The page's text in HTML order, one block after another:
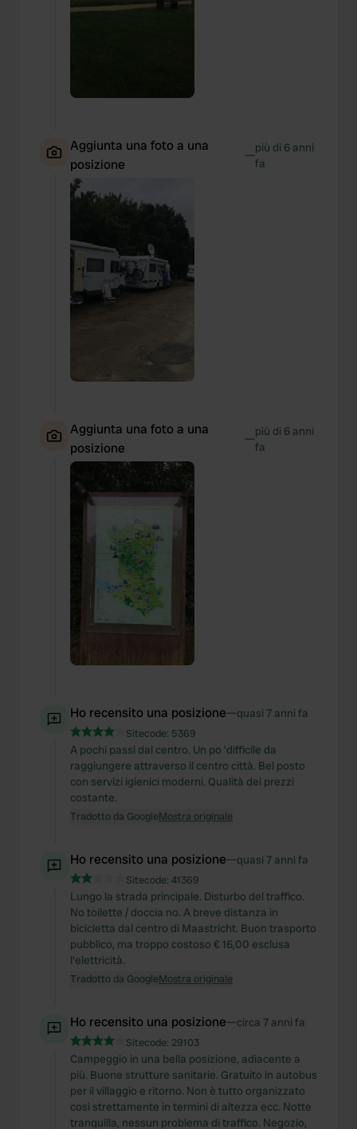
Aggiunta una foto a una
posizione
—più di 6 anni
fa
Aggiunta una foto a una
posizione
—più di 6 anni
fa
Ho recensito una posizione—quasi 7 anni fa
Sitecode: 5369
A pochi passi dal centro. Un po 'difficile da
raggiungere attraverso il centro città. Bel posto
con servizi igienici moderni. Qualità dei prezzi
costante.
Tradotto da GoogleMostra originale
Ho recensito una posizione—quasi 7 anni fa
Sitecode: 41369
Lungo la strada principale. Disturbo del traffico.
No toilette / doccia no. A breve distanza in
bicicletta dal centro di Maastricht. Buon trasporto
pubblico, ma troppo costoso € 16,00 esclusa
l'elettricità.
Tradotto da GoogleMostra originale
Ho recensito una posizione—circa 7 anni fa
Sitecode: 29103
Campeggio in una bella posizione, adiacente a
più. Buone strutture sanitarie. Gratuito in autobus
per il villaggio e ritorno. Non è tutto organizzato
così strettamente in termini di altezza ecc. Notte
tranquilla, nessun problema di traffico. Negozio,